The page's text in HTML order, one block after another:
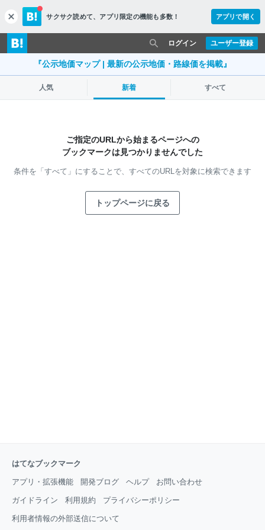
c
l
o
s
サクサク読めて、 アプリ限定の機能も多数！ アプリで開く
ユーザー登録
ログイン
『公示地価マップ | 最新の公示地価・路線価を掲載』
人気 新着 すべて
ご指定のURLから始まるページへの
ブックマークは見つかりませんでした
条件を「すべて」にすることで、 すべてのURLを対象に検索できます
トップページに戻る
はてなブックマーク
アプリ・拡張機能 開発ブログ ヘルプ お問い合わせ
ガイドライン 利用規約 プライバシーポリシー
利用者情報の外部送信について